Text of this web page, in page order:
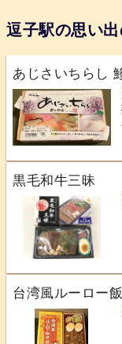
逗子駅の思い
あじさいちらし
黒毛和牛三昧
台湾風ルーロー